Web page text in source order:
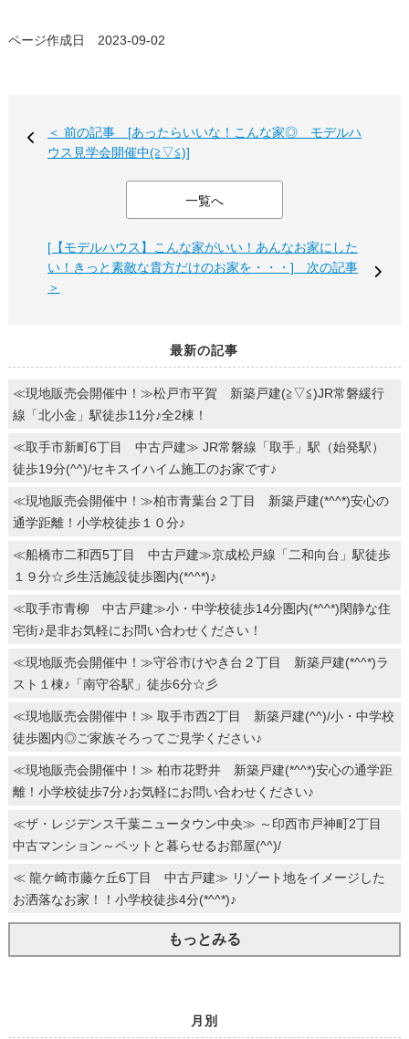
ページ作成日 2023-09-02
＜ 前の記事 [あったらいいな！こんな家◎ モデルハ
ウス見学会開催中(≧▽≦)]
一覧へ
[【モデルハウス】こんな家がいい！あんなお家にした
い！きっと素敵な貴方だけのお家を・・・] 次の記事
＞
最新の記事
≪現地販売会開催中！≫松戸市平賀 新築戸建(≧▽≦)JR常磐緩行
線「北小金」駅徒歩11分♪全2棟！
≪取手市新町6丁目 中古戸建≫ JR常磐線「取手」駅（始発駅）
徒歩19分(^^)/セキスイハイム施工のお家です♪
≪現地販売会開催中！≫柏市青葉台２丁目 新築戸建(*^^*)安心の
通学距離！小学校徒歩１０分♪
≪船橋市二和西5丁目 中古戸建≫京成松戸線「二和向台」駅徒歩
１９分☆彡生活施設徒歩圏内(*^^*)♪
≪取手市青柳 中古戸建≫小・中学校徒歩14分圏内(*^^*)閑静な住
宅街♪是非お気軽にお問い合わせください！
≪現地販売会開催中！≫守谷市けやき台２丁目 新築戸建(*^^*)ラ
スト１棟♪「南守谷駅」徒歩6分☆彡
≪現地販売会開催中！≫ 取手市西2丁目 新築戸建(^^)/小・中学校
徒歩圏内◎ご家族そろってご見学ください♪
≪現地販売会開催中！≫ 柏市花野井 新築戸建(*^^*)安心の通学距
離！小学校徒歩7分♪お気軽にお問い合わせください♪
≪ザ・レジデンス千葉ニュータウン中央≫ ～印西市戸神町2丁目
中古マンション～ペットと暮らせるお部屋(^^)/
≪ 龍ケ崎市藤ケ丘6丁目 中古戸建≫ リゾート地をイメージした
お洒落なお家！！小学校徒歩4分(*^^*)♪
もっとみる
月別